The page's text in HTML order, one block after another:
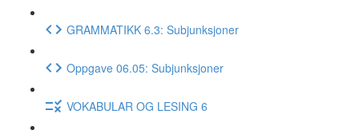
GRAMMATIKK 6.3: Subjunksjoner
Oppgave 06.05: Subjunksjoner
VOKABULAR OG LESING 6